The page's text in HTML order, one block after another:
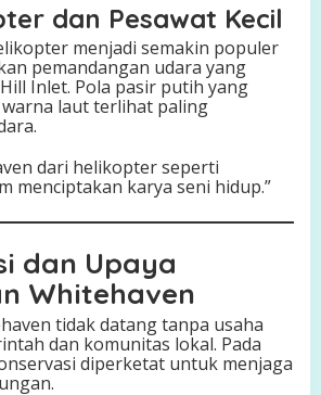
dan Pesawat Kecil
menjadi semakin populer
pemandangan udara yang
Inlet. Pola pasir putih yang
laut terlihat paling
dari helikopter seperti
menciptakan karya seni hidup.”
dan Upaya
Whitehaven
tidak datang tanpa usaha
dan komunitas lokal. Pada
diperketat untuk menjaga